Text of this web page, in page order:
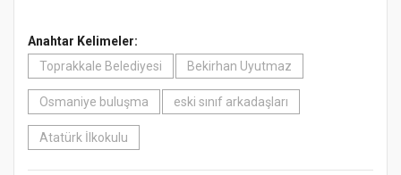
Anahtar Kelimeler:
Toprakkale Belediyesi
Bekirhan Uyutmaz
Osmaniye buluşma eski sınıf arkadaşları
Atatürk İlkokulu